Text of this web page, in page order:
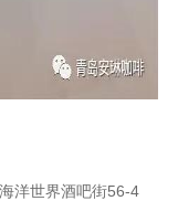
洋世界酒吧街56-4